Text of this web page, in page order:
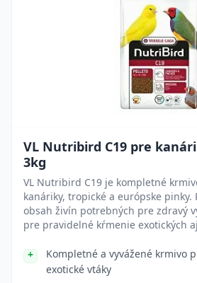
VL Nutribird C19 pre
3kg
VL Nutribird C19 je kompletné
kanáriky, tropické a európske pinky.
obsah živín potrebných pre zdravý
pre pravidelné kŕmenie exotických
Kompletné a vyvážené krmivo
exotické vtáky